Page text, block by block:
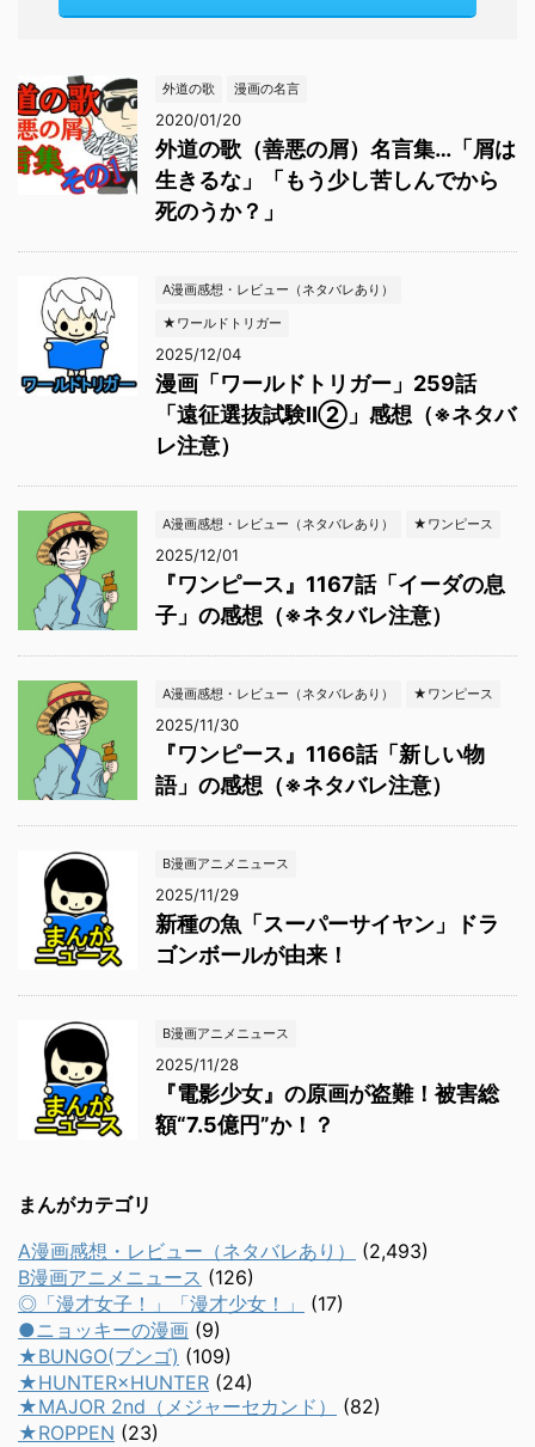
外道の歌 漫画の名言
2020/01/20
外道の歌（善悪の屑）名言集…「屑は
生きるな」「もう少し苦しんでから
死のうか？」
A漫画感想・レビュー（ネタバレあり）
★ワールドトリガー
2025/12/04
漫画「ワールドトリガー」259話
「遠征選抜試験Ⅱ②」感想（※ネタバ
レ注意）
A漫画感想・レビュー（ネタバレあり） ★ワンピース
2025/12/01
『ワンピース』1167話「イーダの息
子」の感想（※ネタバレ注意）
A漫画感想・レビュー（ネタバレあり） ★ワンピース
2025/11/30
『ワンピース』1166話「新しい物
語」の感想（※ネタバレ注意）
B漫画アニメニュース
2025/11/29
新種の魚「スーパーサイヤン」ドラ
ゴンボールが由来！
B漫画アニメニュース
2025/11/28
『電影少女』の原画が盗難！被害総
額“7.5億円”か！？
まんがカテゴリ
A漫画感想・レビュー（ネタバレあり）
(2,493)
B漫画アニメニュース (126)
◎「漫才女子！」「漫才少女！」
(17)
●ニョッキーの漫画 (9)
★BUNGO(ブンゴ) (109)
★HUNTER×HUNTER (24)
★MAJOR 2nd（メジャーセカンド）
(82)
★ROPPEN (23)